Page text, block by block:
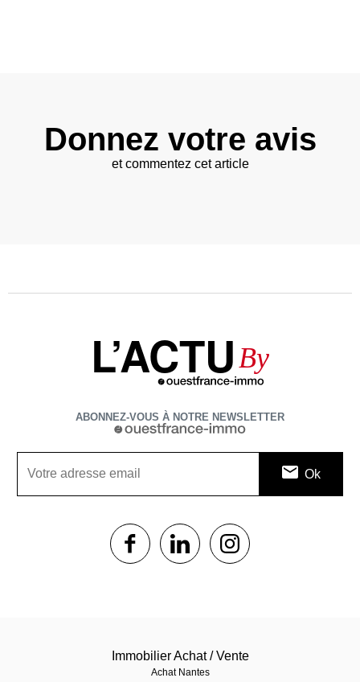
Donnez votre avis
et commentez cet article
L’ACTU By
ABONNEZ-VOUS À NOTRE NEWSLETTER
1$s 1$s
Immobilier Achat / Vente
Achat Nantes